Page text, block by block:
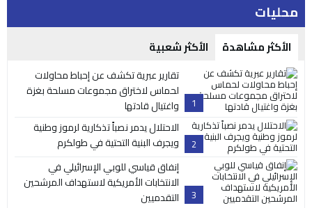
محليات
الأكثر مشاهدة الأكثر شعبية
1
تقارير عبرية تكشف عن إحباط محاولات
لحماس لاختراق مجموعات مسلحة بغزة
واغتيال قادتها
2
الاحتلال يدمر نصباً تذكارية لرموز وطنية
ويجرف البنية التحتية في طولكرم
3
إنفاق قياسي للوبي الإسرائيلي في
الانتخابات الأمريكية لاستهداف المرشحين
التقدميين